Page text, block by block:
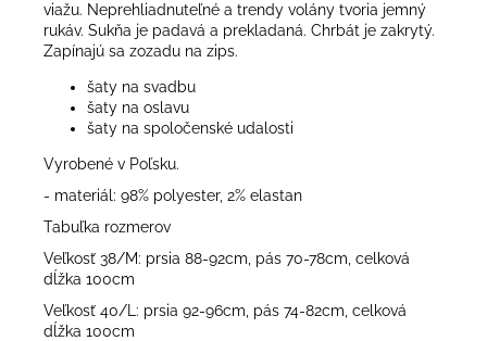
viažu. Neprehliadnuteľné a trendy volány tvoria jemný
rukáv. Sukňa je padavá a prekladaná. Chrbát je zakrytý.
Zapínajú sa zozadu na zips.
šaty na svadbu
šaty na oslavu
šaty na spoločenské udalosti
Vyrobené v Poľsku.
- materiál: 98% polyester, 2% elastan
Tabuľka rozmerov
Veľkosť 38/M: prsia 88-92cm, pás 70-78cm, celková
dĺžka 100cm
Veľkosť 40/L: prsia 92-96cm, pás 74-82cm, celková
dĺžka 100cm